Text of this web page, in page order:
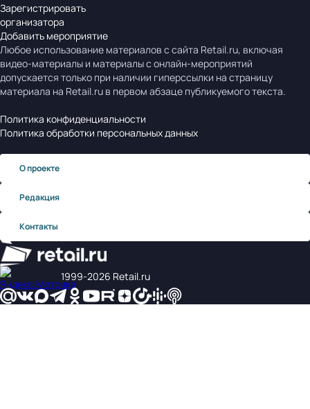
Зарегистрировать
организатора
Добавить мероприятие
Любое использование материалов с сайта Retail.ru, включая
видео-материалы и материалы с онлайн-мероприятий
допускается только при наличии гиперссылки на страницу
материала на Retail.ru в первом абзаце публикуемого текста.
Политика конфиденциальности
Политика обработки персональных данных
О проекте
Редакция
Контакты
1999‑2026 Retail.ru